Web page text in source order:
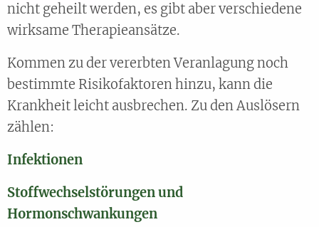
nicht geheilt werden, es gibt aber verschiedene
wirksame Therapieansätze.
Kommen zu der vererbten Veranlagung noch
bestimmte Risikofaktoren hinzu, kann die
Krankheit leicht ausbrechen. Zu den Auslösern
zählen:
Infektionen
Stoffwechselstörungen und
Hormonschwankungen